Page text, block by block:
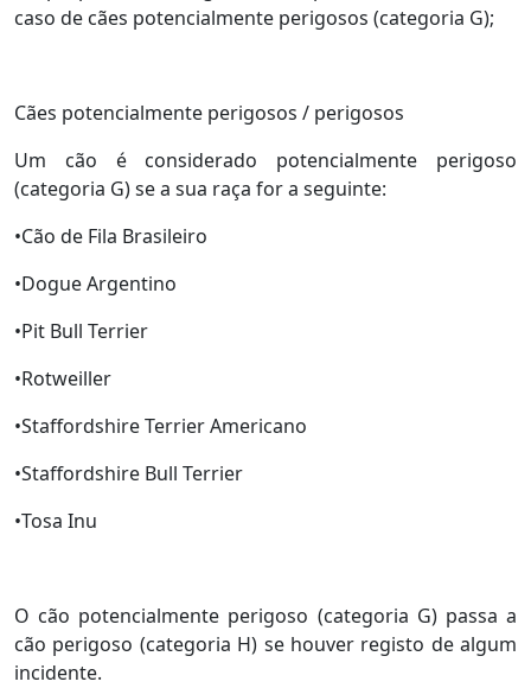
caso de cães potencialmente perigosos (categoria G);
Cães potencialmente perigosos / perigosos
Um cão é considerado potencialmente perigoso
(categoria G) se a sua raça for a seguinte:
•Cão de Fila Brasileiro
•Dogue Argentino
•Pit Bull Terrier
•Rotweiller
•Staffordshire Terrier Americano
•Staffordshire Bull Terrier
•Tosa Inu
O cão potencialmente perigoso (categoria G) passa a
cão perigoso (categoria H) se houver registo de algum
incidente.